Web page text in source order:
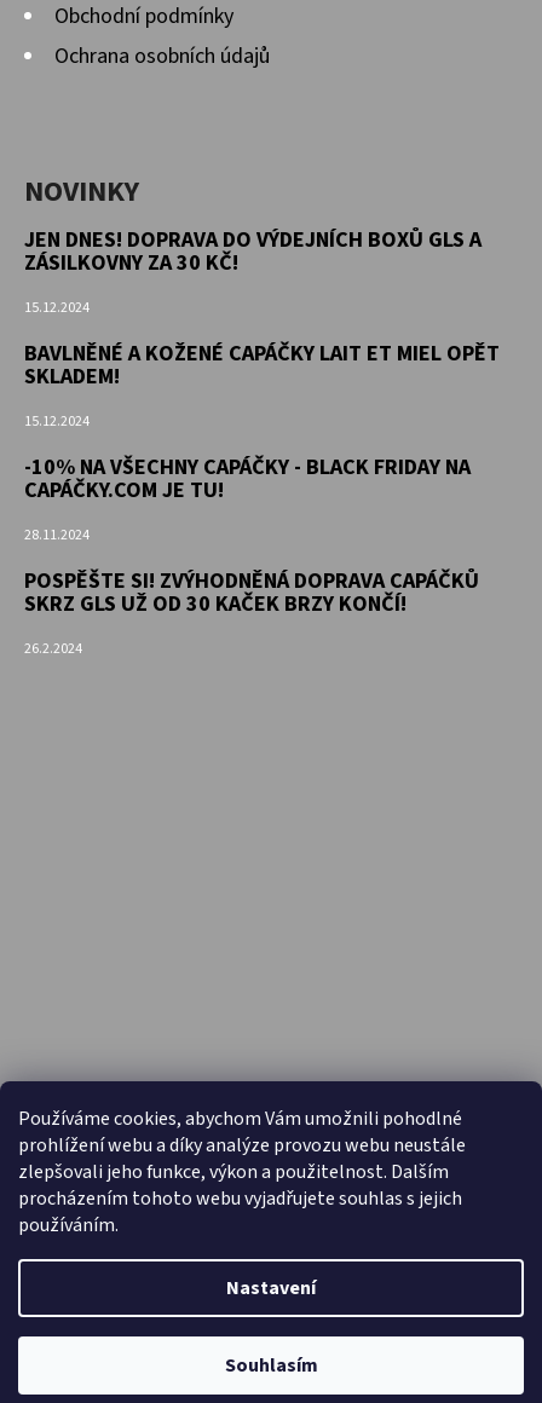
Používáme cookies, abychom Vám umožnili pohodlné
prohlížení webu a díky analýze provozu webu neustále
zlepšovali jeho funkce, výkon a použitelnost. Dalším
procházením tohoto webu vyjadřujete souhlas s jejich
používáním.
Nastavení
Souhlasím
Obchodní podmínky
Ochrana osobních údajů
NOVINKY
JEN DNES! DOPRAVA DO VÝDEJNÍCH BOXŮ GLS A
ZÁSILKOVNY ZA 30 KČ!
15.12.2024
BAVLNĚNÉ A KOŽENÉ CAPÁČKY LAIT ET MIEL OPĚT
SKLADEM!
15.12.2024
-10% NA VŠECHNY CAPÁČKY - BLACK FRIDAY NA
CAPÁČKY.COM JE TU!
28.11.2024
POSPĚŠTE SI! ZVÝHODNĚNÁ DOPRAVA CAPÁČKŮ
SKRZ GLS UŽ OD 30 KAČEK BRZY KONČÍ!
26.2.2024
PŘIJÍMÁME ONLINE PLATBY
Vytvořil Shoptet
Copyright 2026Capáčky.com. Všechna práva vyhrazena.